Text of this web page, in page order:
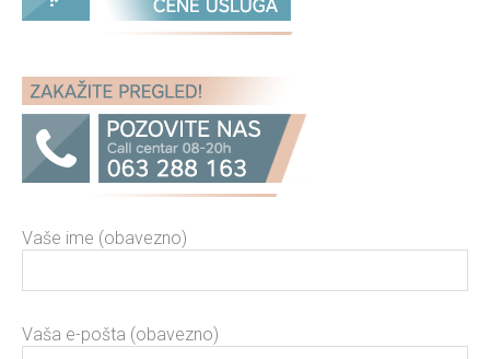
Vaše ime (obavezno)
Please leave this field empty.
Vaša e-pošta (obavezno)